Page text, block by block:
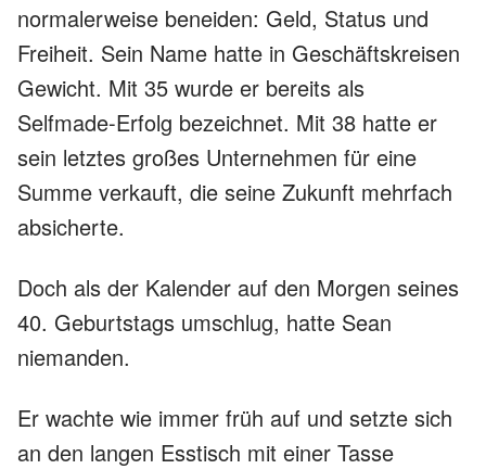
normalerweise beneiden: Geld, Status und
Freiheit. Sein Name hatte in Geschäftskreisen
Gewicht. Mit 35 wurde er bereits als
Selfmade-Erfolg bezeichnet. Mit 38 hatte er
sein letztes großes Unternehmen für eine
Summe verkauft, die seine Zukunft mehrfach
absicherte.
Doch als der Kalender auf den Morgen seines
40. Geburtstags umschlug, hatte Sean
niemanden.
Er wachte wie immer früh auf und setzte sich
an den langen Esstisch mit einer Tasse